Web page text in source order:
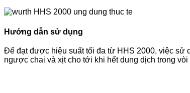
Hướng dẫn sử dụng
Để đạt được hiệu suất tối đa từ HHS 2000, việc sử
ngược chai và xịt cho tới khi hết dung dịch trong vòi